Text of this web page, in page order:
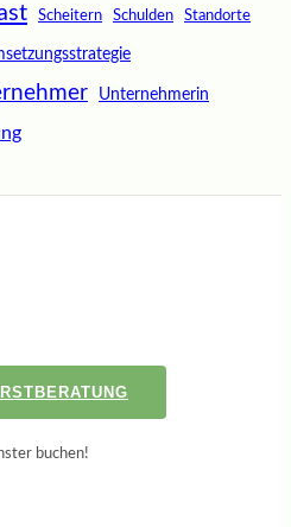
Scheitern Schulden Standorte
Unternehmerin
buchen!